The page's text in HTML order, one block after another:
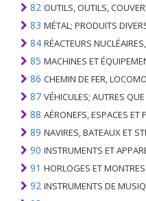
82 OUTILS, OUTILS, COUVERTS, CUILLÈRES ET
83 MÉTAL; PRODUITS
84 RÉACTEURS NUCLÉAIRES, CHAUDIÈRES,
85 MACHINES ET ÉQUIPEMENTS ÉLECTRIQUES ET LEURS PARTIES; ENREGISTREURS ET REPRODUCTEURS
86 CHEMIN DE FER, LOCOMOTIVES DE TRAMWAY, MATÉRIEL ROULANT ET LEURS PARTIES; RACCORDS DE CHEMIN DE FER
87 VÉHICULES; AUTRES QUE LE MATÉRIEL ROULANT
88 AÉRONEFS, ESPACES ET
89 NAVIRES, BATEAUX ET
90 INSTRUMENTS ET APPAREILS OPTIQUES, PHOTOGRAPHIQUES,
91 HORLOGES ET
92 INSTRUMENTS DE MUSIQUE;